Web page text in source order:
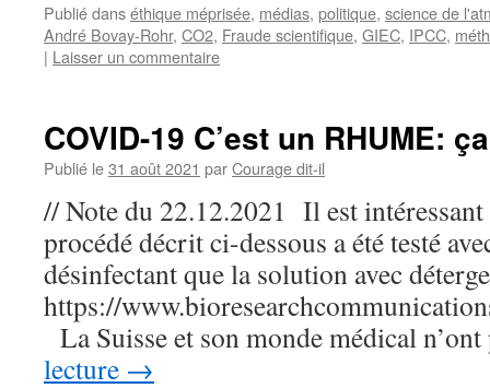
Publié danséthique méprisée, médias, politique, science de
André Bovay-Rohr, CO2, Fraude scientifique, GIEC, IPCC,
| Laisser un commentaire
COVID-19 C’est un RHUME:
Publié le31 août 2021 parCourage dit-il
// Note du 22.12.2021 Il est intéressant
procédé décrit ci-dessous a été testé
désinfectant que la solution avec
https://
La Suisse et son monde médical
lecture →